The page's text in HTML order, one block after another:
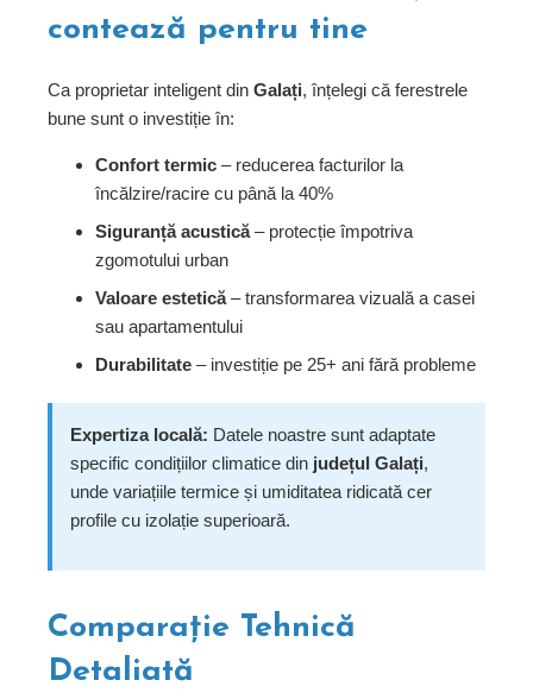
contează pentru tine
Ca proprietar inteligent dinGalați, înțelegi că ferestrele
bune sunt o investiție în:
Confort termic – reducerea facturilor la
încălzire/racire cu până la 40%
Siguranță acustică– protecție împotriva
zgomotului urban
Valoare estetică– transformarea vizuală a casei
sau apartamentului
Durabilitate – investiție pe 25+ ani fără probleme
Expertiza locală: Datele noastre sunt adaptate
specific condițiilor climatice din județul Galați,
unde variațiile termice și umiditatea ridicată cer
profile cu izolație superioară.
Comparație Tehnică
Detaliată